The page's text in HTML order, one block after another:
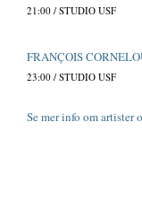
21:00 / STUDIO USF
FRANÇOIS
23:00 / STUDIO USF
Se mer info om artister